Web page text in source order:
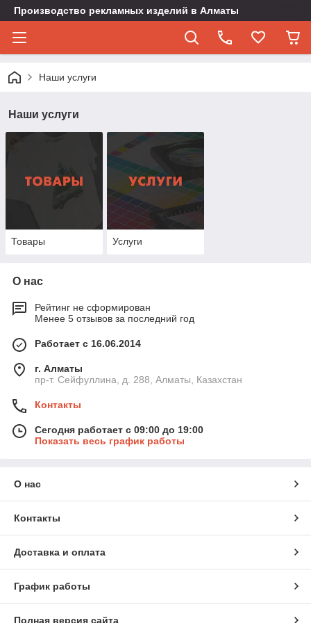
Производство рекламных изделий в Алматы
Наши услуги
Наши услуги
Товары Услуги
О нас
Рейтинг не сформирован
Менее 5 отзывов за последний год
Работает с 16.06.2014
г. Алматы
пр-т. Сейфуллина, д. 288, Алматы, Казахстан
Контакты
Сегодня работает с 09:00 до 19:00
Показать весь график работы
О нас
Контакты
Доставка и оплата
График работы
Полная версия сайта